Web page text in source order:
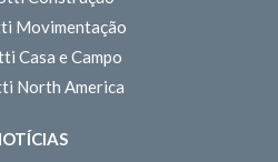
Movimentação
Casa e Campo
North America